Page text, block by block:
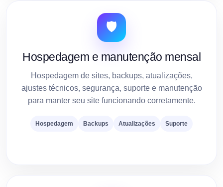
🛡️
Hospedagem e manutenção mensal
Hospedagem de sites, backups, atualizações,
ajustes técnicos, segurança, suporte e manutenção
para manter seu site funcionando corretamente.
Hospedagem Backups Atualizações Suporte